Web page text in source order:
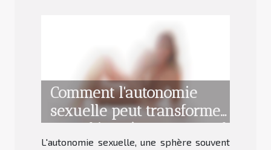
Comment l'autonomie
sexuelle peut transformer
votre bien-être personnel
L'autonomie sexuelle, une sphère souvent